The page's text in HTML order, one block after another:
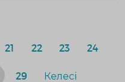
21 22 23 24
29 Келесі